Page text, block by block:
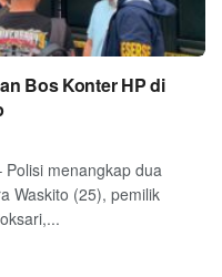
Bos Konter HP di
Polisi menangkap dua
Waskito (25), pemilik